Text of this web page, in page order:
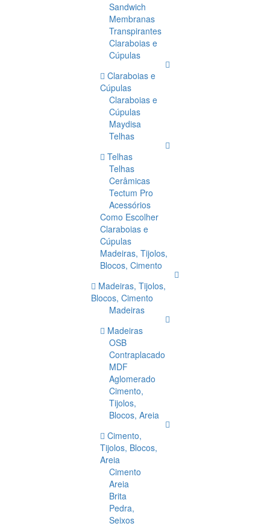
Sandwich
Membranas
Transpirantes
Claraboias e
Cúpulas
Claraboias e
Cúpulas
Claraboias e
Cúpulas
Maydisa
Telhas
Telhas
Telhas
Cerâmicas
Tectum Pro
Acessórios
Como Escolher
Claraboias e
Cúpulas
Madeiras, Tijolos,
Blocos, Cimento
Madeiras, Tijolos,
Blocos, Cimento
Madeiras
Madeiras
OSB
Contraplacado
MDF
Aglomerado
Cimento,
Tijolos,
Blocos, Areia
Cimento,
Tijolos, Blocos,
Areia
Cimento
Areia
Brita
Pedra,
Seixos